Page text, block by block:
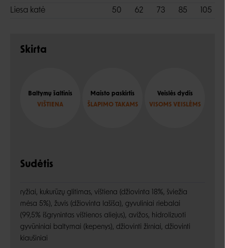
Liesa katė
50 62 73 85 105
Skirta
Baltymų šaltinis
VIŠTIENA
Maisto paskirtis
ŠLAPIMO TAKAMS
Veislės dydis
VISOMS VEISLĖMS
Sudėtis
ryžiai, kukurūzų glitimas, vištiena (džiovinta 18%, šviežia
mėsa 5%), žuvis (džiovinta lašiša), gyvuliniai riebalai
(99,5% išgrynintas vištienos aliejus), avižos, hidrolizuoti
gyvūniniai baltymai (kepenys), džiovinti žirniai, džiovinti
kiaušiniai